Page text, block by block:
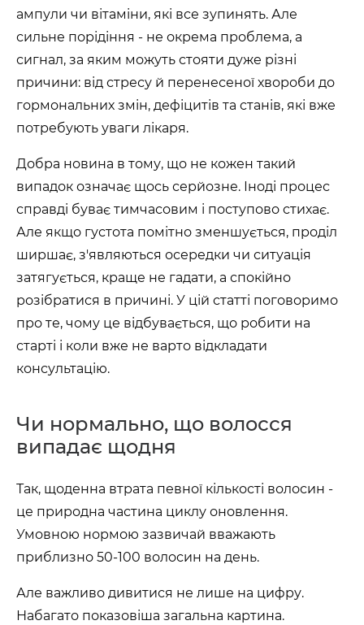
ампули чи вітаміни, які все зупинять. Але
сильне порідіння - не окрема проблема, а
сигнал, за яким можуть стояти дуже різні
причини: від стресу й перенесеної хвороби до
гормональних змін, дефіцитів та станів, які вже
потребують уваги лікаря.
Добра новина в тому, що не кожен такий
випадок означає щось серйозне. Іноді процес
справді буває тимчасовим і поступово стихає.
Але якщо густота помітно зменшується, проділ
ширшає, з'являються осередки чи ситуація
затягується, краще не гадати, а спокійно
розібратися в причині. У цій статті поговоримо
про те, чому це відбувається, що робити на
старті і коли вже не варто відкладати
консультацію.
Чи нормально, що волосся
випадає щодня
Так, щоденна втрата певної кількості волосин -
це природна частина циклу оновлення.
Умовною нормою зазвичай вважають
приблизно 50-100 волосин на день.
Але важливо дивитися не лише на цифру.
Набагато показовіша загальна картина.